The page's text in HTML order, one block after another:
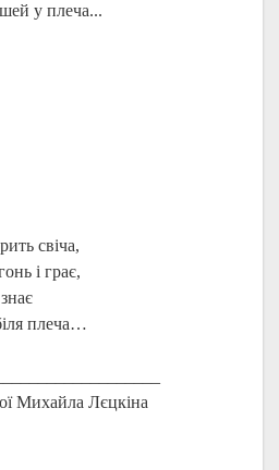
у плеча...
свіча,
і грає,
плеча…
Михайла Лєцкіна